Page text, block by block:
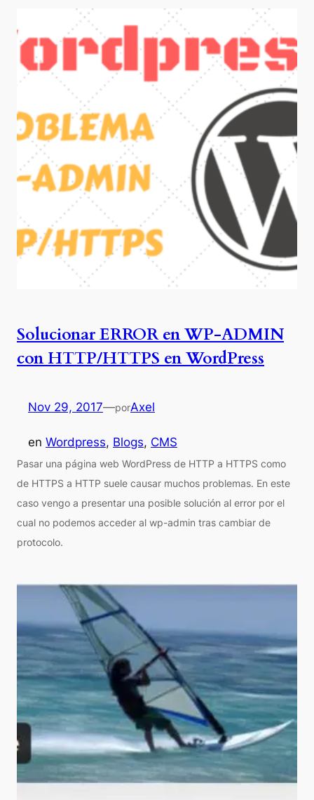
Solucionar ERROR en WP-ADMIN
con HTTP/HTTPS en WordPress
Nov 29, 2017—porAxel
en Wordpress, Blogs, CMS
Pasar una página web WordPress de HTTP a HTTPS como
de HTTPS a HTTP suele causar muchos problemas. En este
caso vengo a presentar una posible solución al error por el
cual no podemos acceder al wp-admin tras cambiar de
protocolo.